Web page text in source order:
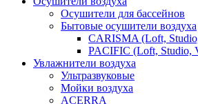
Осушители для бассейнов
Бытовые осушители воздуха
CARISMA (Loft,
PACIFIC (Loft, Studio,
Увлажнители воздуха
Ультразвуковые
Мойки воздуха
ACERRA